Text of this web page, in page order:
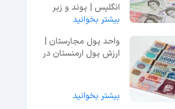
انگلیس | پوند و زیر
واحد آن (پنی)
بیشتر بخوانید
واحد پول مجارستان |
ارزش پول ارمنستان در
بیشتر بخوانید